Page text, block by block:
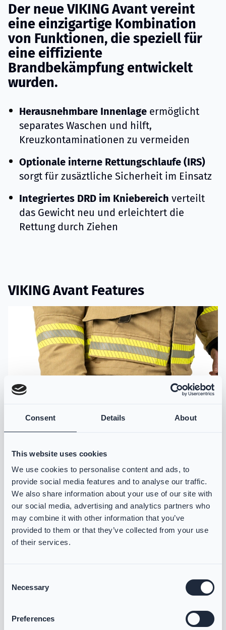
Consent Details About
This website uses cookies
We use cookies to personalise content and ads, to
provide social media features and to analyse our traffic.
We also share information about your use of our site with
our social media, advertising and analytics partners who
may combine it with other information that you’ve
provided to them or that they’ve collected from your use
of their services.
Selection
Necessary
Preferences
Der neue VIKING Avant vereint
eine einzigartige Kombination
von Funktionen, die speziell für
eine eiffiziente
Brandbekämpfung entwickelt
wurden.
Herausnehmbare Innenlage ermöglicht
separates Waschen und hilft,
Kreuzkontaminationen zu vermeiden
Optionale interne Rettungschlaufe (IRS)
sorgt für zusäztliche Sicherheit im Einsatz
Integriertes DRD im Kniebereich verteilt
das Gewicht neu und erleichtert die
Rettung durch Ziehen
VIKING Avant Features
DRD an den Knien integriert für eine